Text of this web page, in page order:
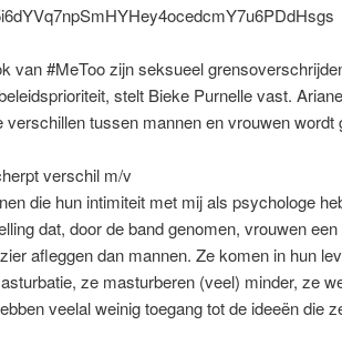
van #MeToo zijn seksueel
stelt Bieke Purnellevast.
verschillen tussen mannen en vrouwen wordt
verschil m/v
die hun intimiteit met mij als psychologe
dat, door de band genomen, vrouwen
afleggen dan mannen. Ze komen in hun
ze masturberen (veel) minder, ze
veelal weinig toegang tot de ideeën die